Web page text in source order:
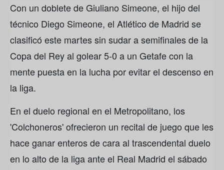
Con un doblete de Giuliano Simeone, el hijo del
técnico Diego Simeone, el Atlético de Madrid se
clasificó este martes sin sudar a semifinales de la
Copa del Rey al golear 5-0 a un Getafe con la
mente puesta en la lucha por evitar el descenso en
la liga.
En el duelo regional en el Metropolitano, los
'Colchoneros' ofrecieron un recital de juego que les
hace ganar enteros de cara al trascendental duelo
en lo alto de la liga ante el Real Madrid el sábado